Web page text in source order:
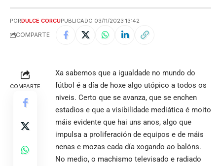
PORDULCE CORCUPUBLICADO 03/11/2023 13:42
COMPARTE
COMPARTE
Xa sabemos que a igualdade no mundo do
fútbol é a día de hoxe algo utópico a todos os
niveis. Certo que se avanza, que se enchen
estadios e que a visibilidade mediática é moito
máis evidente que hai uns anos, algo que
impulsa a proliferación de equipos e de máis
nenas e mozas cada día xogando ao balóns.
No medio, o machismo televisado e radiado